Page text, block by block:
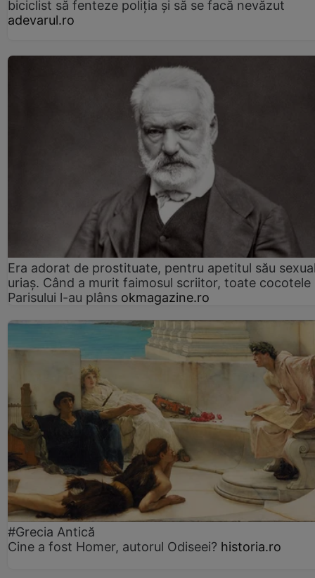
biciclist să fenteze poliția și să se facă nevăzut
adevarul.ro
Era adorat de prostituate, pentru apetitul său
uriaș. Când a murit faimosul scriitor, toate cocotele
Parisului l-au plâns okmagazine.ro
#Grecia Antică
Cine a fost Homer, autorul Odiseei? historia.ro